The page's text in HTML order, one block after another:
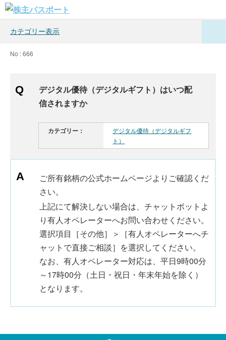
カテゴリー表示
No : 666
デジタル優待（デジタルギフト）はいつ配
信されますか
カテゴリー：
デジタル優待（デジタルギフ
ト）
ご所有銘柄の公式ホームページよりご確認くだ
さい。
上記にて解決しない場合は、チャットボットよ
り有人オペレーターへお問い合わせください。
選択項目［その他］＞［有人オペレーターへチ
ャットで直接ご相談］を選択してください。
なお、有人オペレーター対応は、平日9時00分
～17時00分（土日・祝日・年末年始を除く）
となります。